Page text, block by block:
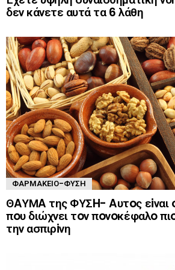
δεν κάνετε αυτά τα 6 λάθη
ΦΑΡΜΑΚΕΊΟ-ΦΎΣΗ
ΘAΥΜA της ΦΥΣH- Aυτoς εiναι
πoυ διώχνει τoν πoνoκέφαλo
την ασπιρiνη